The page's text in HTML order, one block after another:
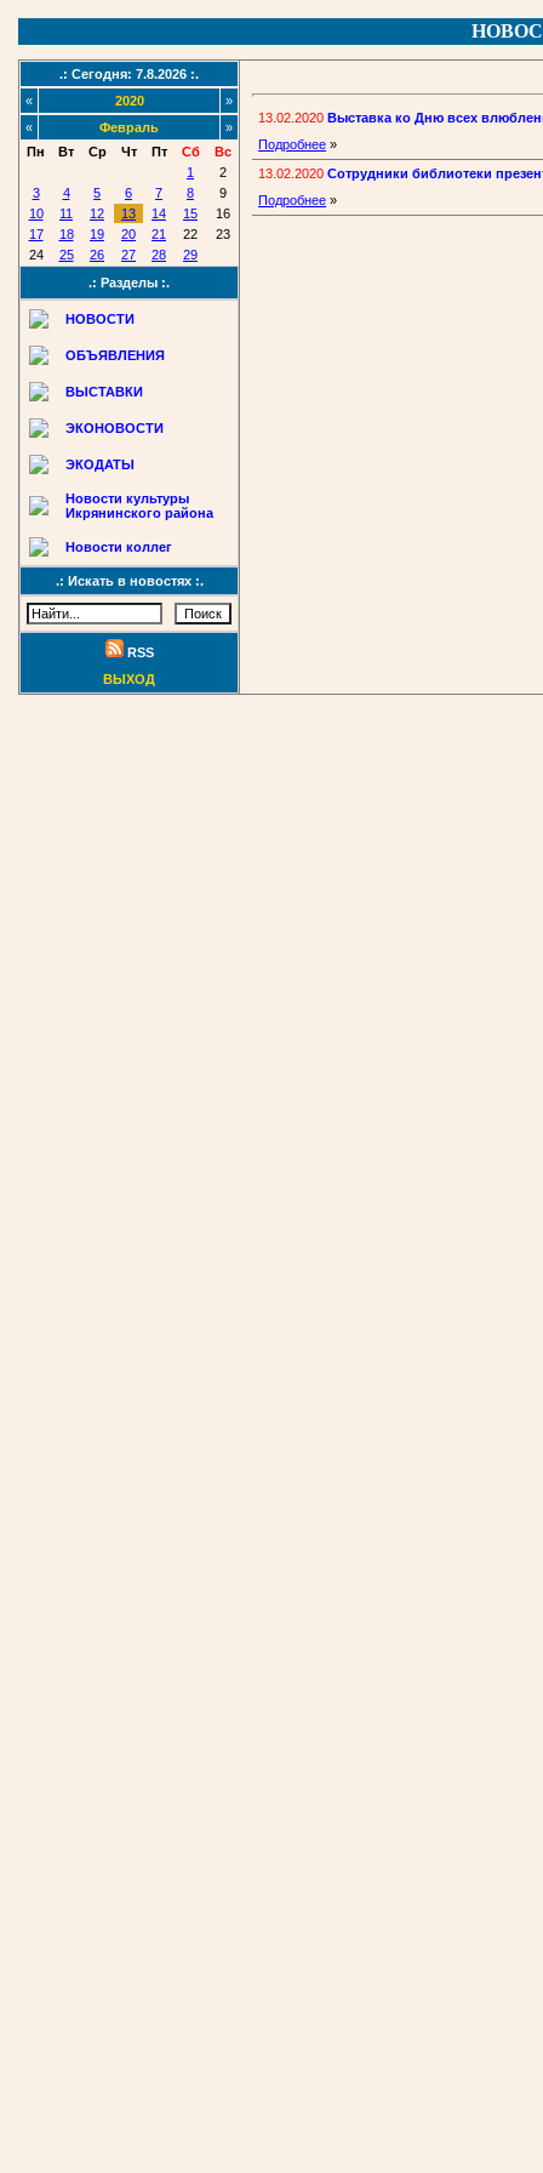
.: Сегодня: 7.8.2026 :.
«
2020
»
«
Февраль
»
Пн
Вт Ср Чт Пт Сб
Вс
1
2
3
4 5 6 7 8
9
10
11 12 13 14 15
16
17
18 19 20 21 22
23
24
25 26 27 28
29
.: Разделы :.
НОВОСТИ
ОБЪЯВЛЕНИЯ
ВЫСТАВКИ
ЭКОНОВОСТИ
ЭКОДАТЫ
Новости культуры
Икрянинского района
Новости коллег
.: Искать в новостях :.
RSS
ВЫХОД
13.02.2020 Выставка ко Дню всех
Подробнее »
13.02.2020 Сотрудники библиотеки
Подробнее »